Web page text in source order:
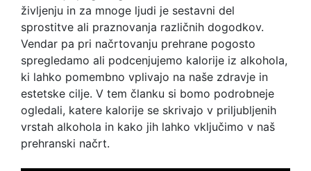
življenju in za mnoge ljudi je sestavni del
sprostitve ali praznovanja različnih dogodkov.
Vendar pa pri načrtovanju prehrane pogosto
spregledamo ali podcenjujemo kalorije iz alkohola,
ki lahko pomembno vplivajo na naše zdravje in
estetske cilje. V tem članku si bomo podrobneje
ogledali, katere kalorije se skrivajo v priljubljenih
vrstah alkohola in kako jih lahko vključimo v naš
prehranski načrt.